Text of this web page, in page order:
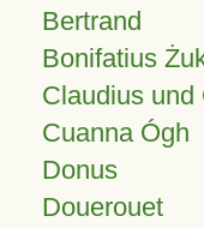
Bertrand
Bonifatius
Claudius und
Cuanna Ógh
Donus
Douerouet